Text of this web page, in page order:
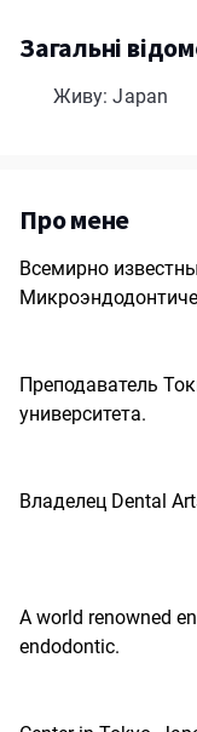
Загальні
Живу: Japan
Про мене
Всемирно
Преподаватель
университета.
Владелец Dental
A world renowned
endodontic.